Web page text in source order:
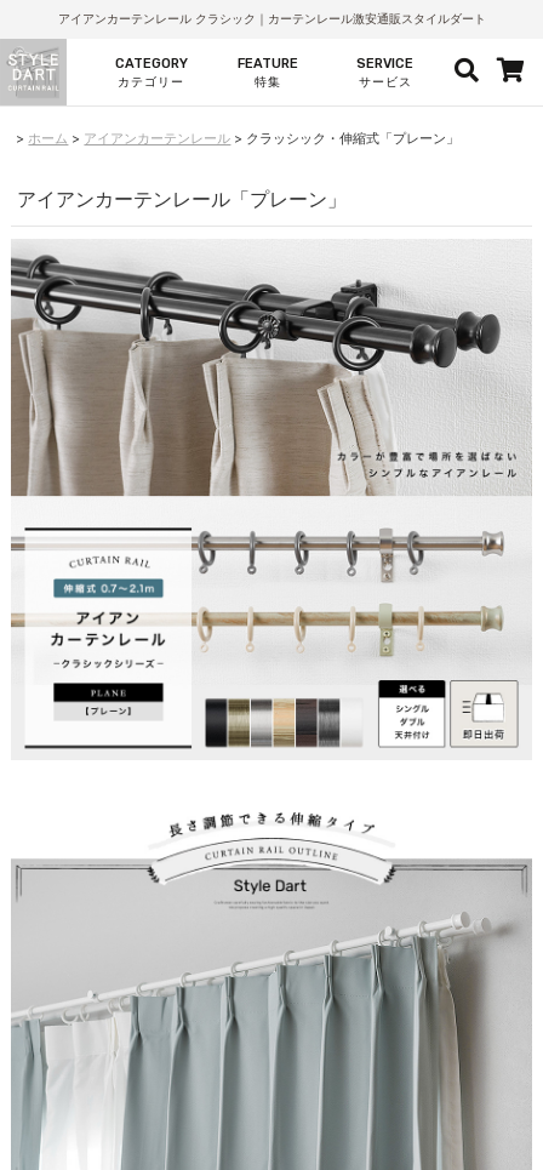
アイアンカーテンレール クラシック｜カーテンレール激安通販スタイルダート
CATEGORY
カテゴリー
FEATURE
特集
SERVICE
サービス
ホーム アイアンカーテンレール クラッシック・伸縮式「プレーン」
アイアンカーテンレール「プレーン」